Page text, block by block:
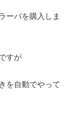
ーバを購入しま
すが
を自動でやって